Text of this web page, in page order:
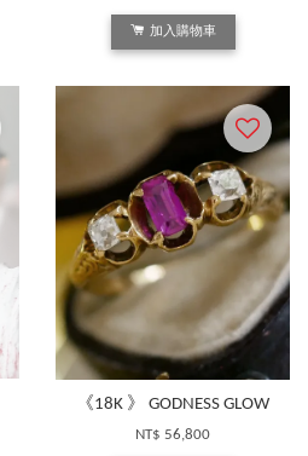
加入購物車
《18K 》 GODNESS GLOW
NT$ 56,800